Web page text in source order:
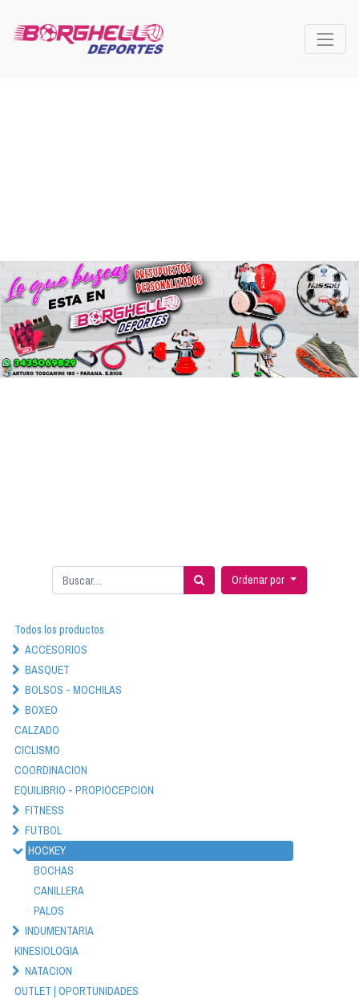
Ordenar por
Todos los productos
ACCESORIOS
BASQUET
BOLSOS - MOCHILAS
BOXEO
CALZADO
CICLISMO
COORDINACION
EQUILIBRIO - PROPIOCEPCION
FITNESS
FUTBOL
HOCKEY
BOCHAS
CANILLERA
PALOS
INDUMENTARIA
KINESIOLOGIA
NATACION
OUTLET | OPORTUNIDADES